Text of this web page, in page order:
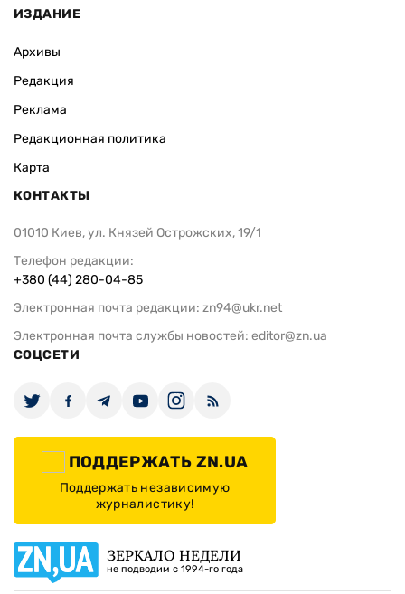
ИЗДАНИЕ
Архивы
Редакция
Реклама
Редакционная политика
Карта
КОНТАКТЫ
01010 Киев, ул. Князей Острожских, 19/1
Телефон редакции:
+380 (44) 280-04-85
Электронная почта редакции: zn94@ukr.net
Электронная почта службы новостей: editor@zn.ua
СОЦСЕТИ
ПОДДЕРЖАТЬ ZN.UA
Поддержать независимую
журналистику!
ЗЕРКАЛО НЕДЕЛИ
не подводим с 1994-го года